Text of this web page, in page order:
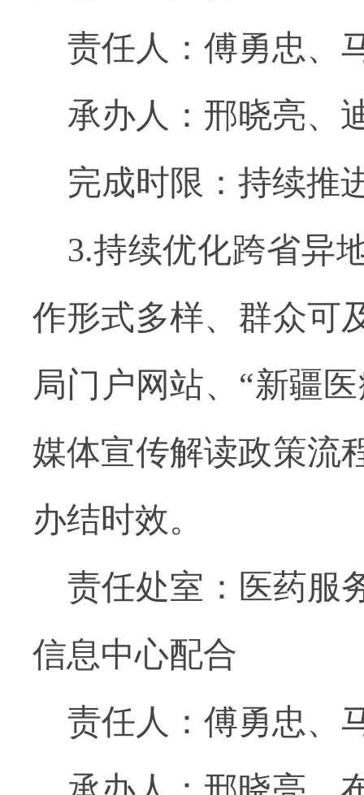
责任人：傅勇忠、
承办人：邢晓亮、
完成时限：持续推
3.持续优化跨省异
作形式多样、群众可
局门户网站、“新疆
媒体宣传解读政策流
办结时效。
责任处室：医药服
信息中心配合
责任人：傅勇忠、